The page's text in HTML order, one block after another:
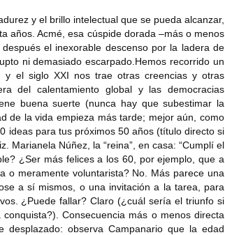
y el brillo intelectual que se pueda alcanzar,
años. Acmé, esa cúspide dorada –más o menos
el inexorable descenso por la ladera de
ni demasiado escarpado.Hemos recorrido un
y el siglo XXI nos trae otras creencias y otras
del calentamiento global y las democracias
buena suerte (nunca hay que subestimar la
de la vida empieza más tarde; mejor aún, como
ideas para tus próximos 50 años (título directo si
Marianela Núñez, la “reina”, en casa: “Cumplí el
¿Ser más felices a los 60, por ejemplo, que a
o meramente voluntarista? No. Más parece una
a sí mismos, o una invitación a la tarea, para
¿Puede fallar? Claro (¿cuál sería el triunfo si
Consecuencia más o menos directa
observa Campanario que la edad